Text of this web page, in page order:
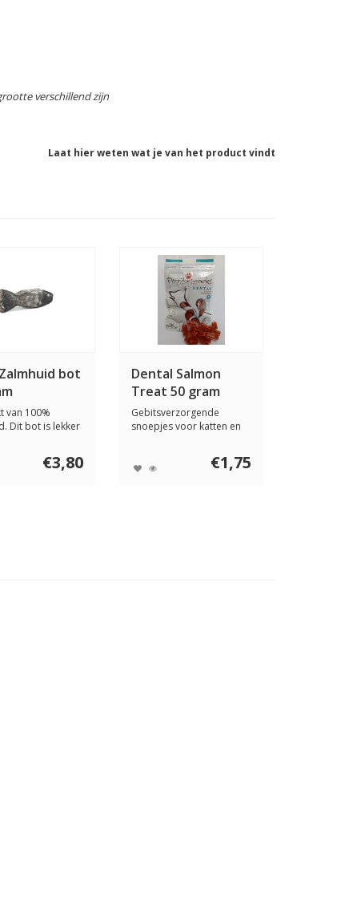
verschillend zijn
Laat hier weten wat je van het product vindt
bot
van 100%
Dit bot is lekker
€3,80
Dental Salmon
Treat 50 gram
Gebitsverzorgende
snoepjes voor katten en
€1,75